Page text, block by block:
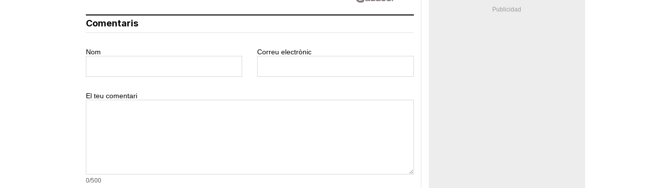
Comentaris
Nom Correu electrònic
El teu comentari
0/500